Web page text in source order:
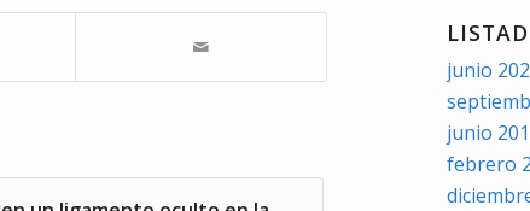
junio
junio
febrero